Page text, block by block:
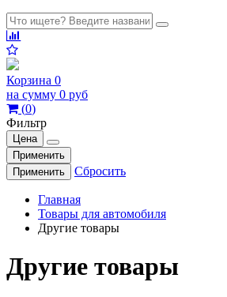
Корзина 0
на сумму 0 руб
(0)
Фильтр
Цена
Применить
Применить
Сбросить
Главная
Товары для автомобиля
Другие товары
Другие товары